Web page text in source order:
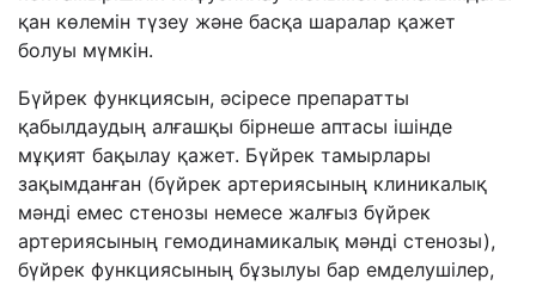
қан көлемін түзеу және басқа шаралар қажет
болуы мүмкін.
Бүйрек функциясын, әсіресе препаратты
қабылдаудың алғашқы бірнеше аптасы ішінде
мұқият бақылау қажет. Бүйрек тамырлары
зақымданған (бүйрек артериясының клиникалық
мәнді емес стенозы немесе жалғыз бүйрек
артериясының гемодинамикалық мәнді стенозы),
бүйрек функциясының бұзылуы бар емделушілер,